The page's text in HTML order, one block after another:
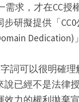
需求，才在CC授
研擬提供「
Dedication)
詞可以很明確
說已經不是法律
效力的權利拋棄